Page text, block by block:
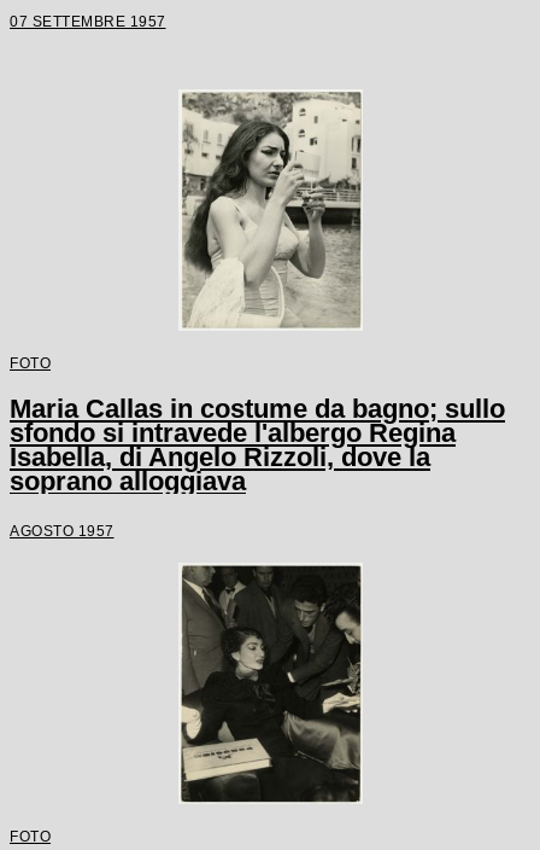
07 SETTEMBRE 1957
FOTO
Maria Callas in costume da bagno; sullo
sfondo si intravede l'albergo Regina
Isabella, di Angelo Rizzoli, dove la
soprano alloggiava
AGOSTO 1957
FOTO